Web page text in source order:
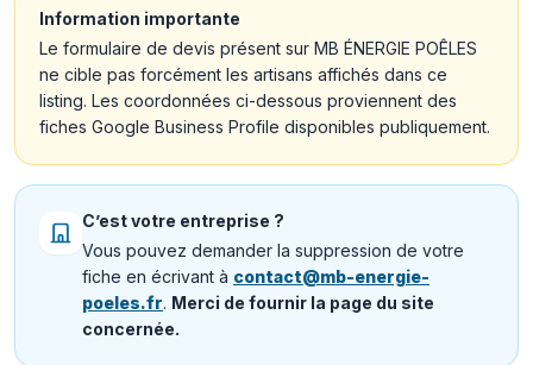
Information importante
Le formulaire de devis présent sur MB ÉNERGIE POÊLES
ne cible pas forcément les artisans affichés dans ce
listing. Les coordonnées ci-dessous proviennent des
fiches Google Business Profile disponibles publiquement.
C’est votre entreprise ?
Vous pouvez demander la suppression de votre
fiche en écrivant à contact@mb-energie-
poeles.fr. Merci de fournir la page du site
concernée.